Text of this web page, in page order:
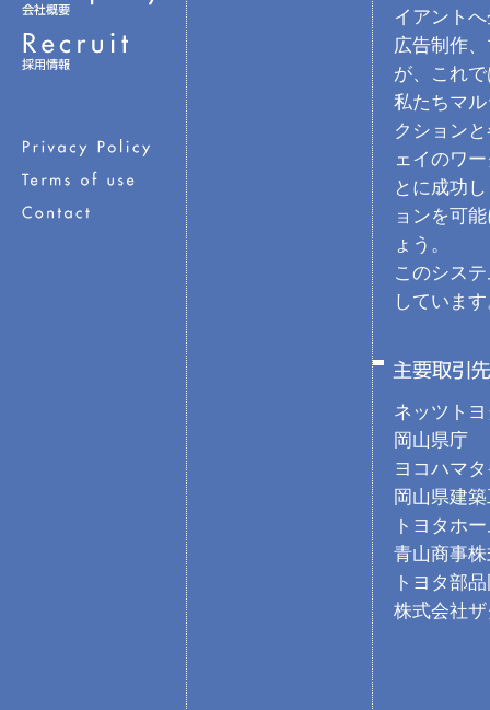
イアント
広告制作
が、これ
私たちマ
クション
ェイのワ
とに成功
ョンを可
ょう。
このシス
していま
ネッツト
岡山県庁
ヨコハマ
岡山県建
トヨタホ
青山商事
トヨタ部
株式会社